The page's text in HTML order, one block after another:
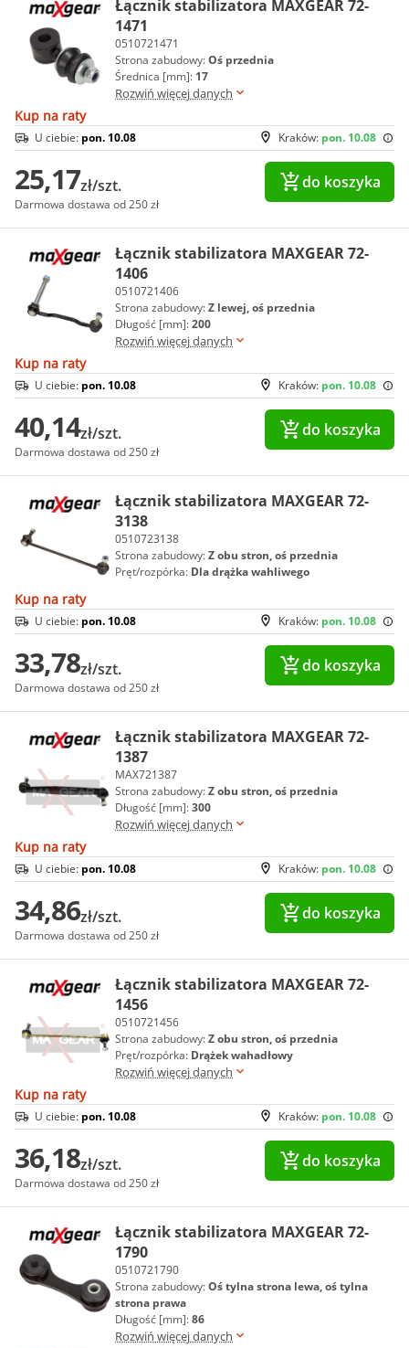
Łącznik stabilizatora MAXGEAR 72-
1471
0510721471
Strona zabudowy:Oś przednia
Średnica [mm]: 17
Rozwiń więcej danych
Kup na raty
Kraków: pon. 10.08
U ciebie: pon. 10.08
25,17zł/szt.
Darmowa dostawa od 250 zł
do koszyka
Łącznik stabilizatora MAXGEAR 72-
1406
0510721406
Strona zabudowy:Z lewej, oś przednia
Długość [mm]:200
Rozwiń więcej danych
Kup na raty
Kraków: pon. 10.08
U ciebie: pon. 10.08
40,14zł/szt.
Darmowa dostawa od 250 zł
do koszyka
Łącznik stabilizatora MAXGEAR 72-
3138
0510723138
Strona zabudowy:Z obu stron, oś przednia
Pręt/rozpórka: Dla drążka wahliwego
Kup na raty
Kraków: pon. 10.08
U ciebie: pon. 10.08
33,78zł/szt.
Darmowa dostawa od 250 zł
do koszyka
Łącznik stabilizatora MAXGEAR 72-
1387
MAX721387
Strona zabudowy:Z obu stron, oś przednia
Długość [mm]:300
Rozwiń więcej danych
Kup na raty
Kraków: pon. 10.08
U ciebie: pon. 10.08
34,86zł/szt.
Darmowa dostawa od 250 zł
do koszyka
Łącznik stabilizatora MAXGEAR 72-
1456
0510721456
Strona zabudowy:Z obu stron, oś przednia
Pręt/rozpórka: Drążek wahadłowy
Rozwiń więcej danych
Kup na raty
Kraków: pon. 10.08
U ciebie: pon. 10.08
36,18zł/szt.
Darmowa dostawa od 250 zł
do koszyka
Łącznik stabilizatora MAXGEAR 72-
1790
0510721790
Strona zabudowy:Oś tylna strona lewa, oś tylna
strona prawa
Długość [mm]:86
Rozwiń więcej danych